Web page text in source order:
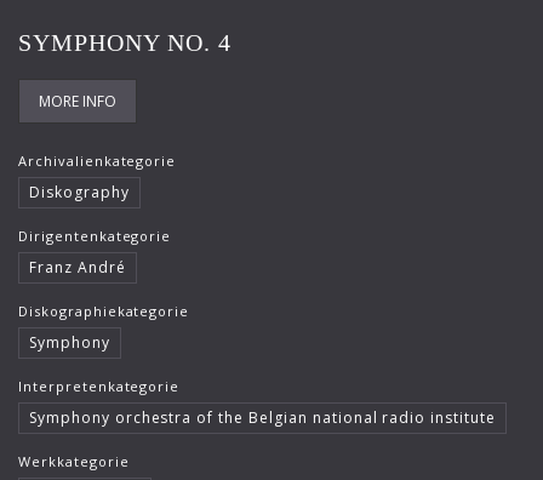
SYMPHONY NO. 4
MORE INFO
Archivalienkategorie
Diskography
Dirigentenkategorie
Franz André
Diskographiekategorie
Symphony
Interpretenkategorie
Symphony orchestra of the Belgian national radio institute
Werkkategorie